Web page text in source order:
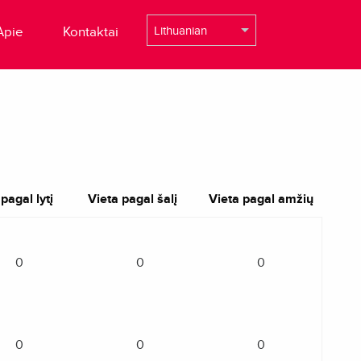
Kontaktai
lytį Vieta pagal šalį Vieta pagal amžių
0 0 0
0 0 0